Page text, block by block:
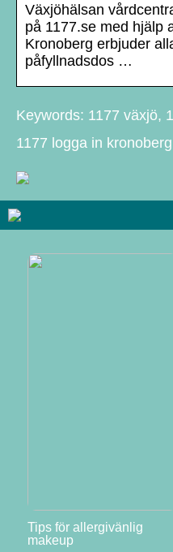
Växjöhälsan
på 1177.se med hjälp
Kronoberg erbjuder
påfyllnadsdos …
Keywords: 1177 växjö,
1177 logga in kronoberg
Tips för allergivänlig
makeup